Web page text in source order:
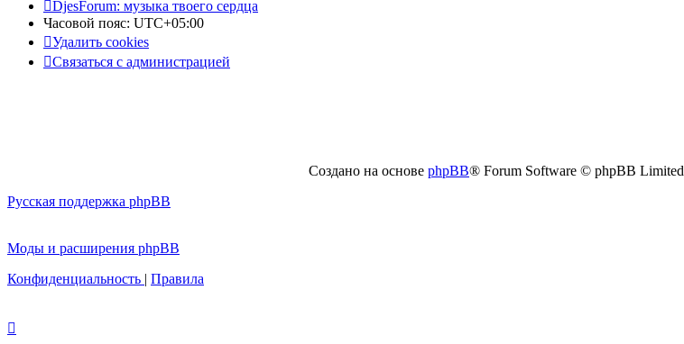
DjesForum: музыка твоего сердца
Часовой пояс: UTC+05:00
Удалить cookies
Связаться с администрацией
Создано на основе phpBB® Forum Software © phpBB Limited
Русская поддержка phpBB
Моды и расширения phpBB
Конфиденциальность | Правила